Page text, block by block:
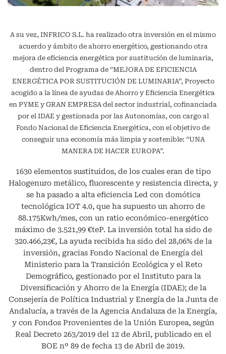
A su vez, INFRICO S.L. ha realizado otra inversión en el mismo
acuerdo y ámbito de ahorro energético, gestionando otra
mejora de eficiencia energética por sustitución de luminaria,
dentro del Programa de “MEJORA DE EFICIENCIA
ENERGÉTICA POR SUSTITUCIÓN DE LUMINARIA”, Proyecto
acogido a la línea de ayudas de Ahorro y Eficiencia Energética
en PYME y GRAN EMPRESA del sector industrial, cofinanciada
por el IDAE y gestionada por las Autonomías, con cargo al
Fondo Nacional de Eficiencia Energética, con el objetivo de
conseguir una economía más limpia y sostenible: “UNA
MANERA DE HACER EUROPA”.
1630 elementos sustituidos, de los cuales eran de tipo
Halogenuro metálico, fluorescente y resistencia directa, y
se ha pasado a alta eficiencia Led con domótica
tecnológica IOT 4.0, que ha supuesto un ahorro de
88.175Kwh/mes, con un ratio económico-energético
máximo de 3.521,99 €teP. La inversión total ha sido de
320.466,23€, La ayuda recibida ha sido del 28,06% de la
inversión, gracias Fondo Nacional de Energía del
Ministerio para la Transición Ecológica y el Reto
Demográfico, gestionado por el Instituto para la
Diversificación y Ahorro de la Energía (IDAE); de la
Consejería de Política Industrial y Energía de la Junta de
Andalucía, a través de la Agencia Andaluza de la Energía,
y con Fondos Provenientes de la Unión Europea, según
Real Decreto 263/2019 del 12 de Abril, publicado en el
BOE nº 89 de fecha 13 de Abril de 2019.